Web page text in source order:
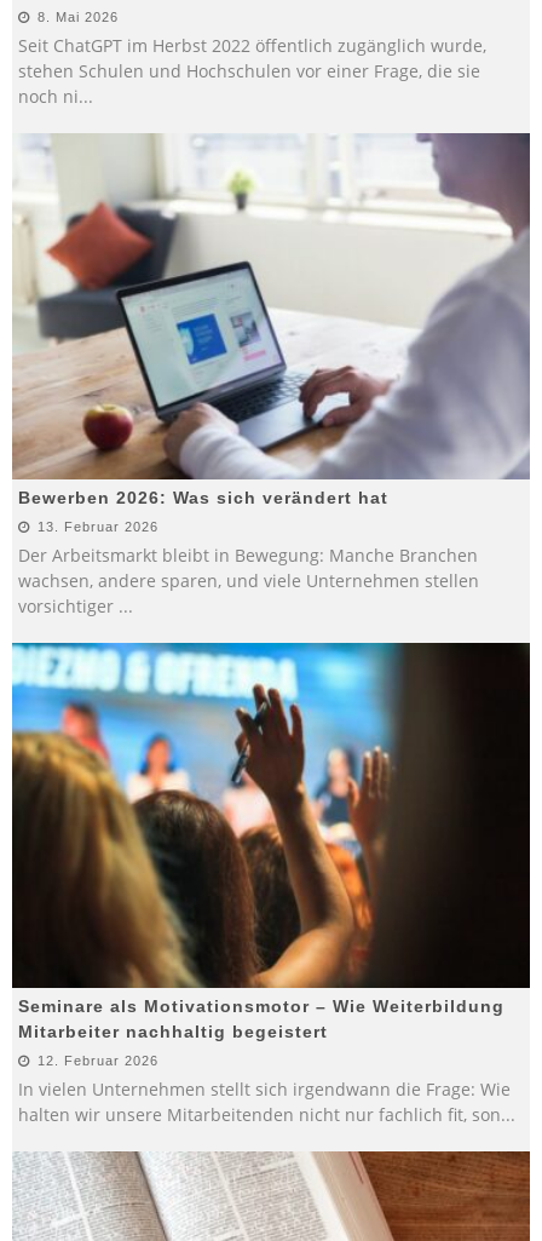
8. Mai 2026
Seit ChatGPT im Herbst 2022 öffentlich zugänglich wurde,
stehen Schulen und Hochschulen vor einer Frage, die sie
noch ni...
Bewerben 2026: Was sich verändert hat
13. Februar 2026
Der Arbeitsmarkt bleibt in Bewegung: Manche Branchen
wachsen, andere sparen, und viele Unternehmen stellen
vorsichtiger ...
Seminare als Motivationsmotor – Wie Weiterbildung
Mitarbeiter nachhaltig begeistert
12. Februar 2026
In vielen Unternehmen stellt sich irgendwann die Frage: Wie
halten wir unsere Mitarbeitenden nicht nur fachlich fit, son...